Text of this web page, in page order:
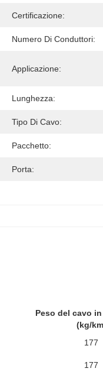
Certificazione:
Numero Di Conduttori:
Applicazione:
Lunghezza:
Tipo Di Cavo:
Pacchetto:
Porta:
Peso del cavo
(kg/
177
177